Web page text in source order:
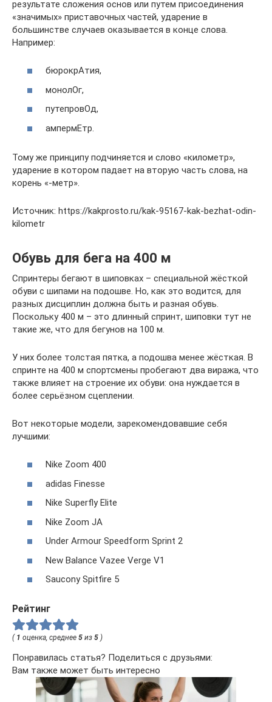
результате сложения основ или путем присоединения
«значимых» приставочных частей, ударение в
большинстве случаев оказывается в конце слова.
Например:
бюрокрАтия,
монолОг,
путепровОд,
ампермЕтр.
Тому же принципу подчиняется и слово «километр»,
ударение в котором падает на вторую часть слова, на
корень «-метр».
Источник: https://kakprosto.ru/kak-95167-kak-bezhat-odin-
kilometr
Обувь для бега на 400 м
Спринтеры бегают в шиповках – специальной жёсткой
обуви с шипами на подошве. Но, как это водится, для
разных дисциплин должна быть и разная обувь.
Поскольку 400 м – это длинный спринт, шиповки тут не
такие же, что для бегунов на 100 м.
У них более толстая пятка, а подошва менее жёсткая. В
спринте на 400 м спортсмены пробегают два виража, что
также влияет на строение их обуви: она нуждается в
более серьёзном сцеплении.
Вот некоторые модели, зарекомендовавшие себя
лучшими:
Nike Zoom 400
adidas Finesse
Nike Superfly Elite
Nike Zoom JA
Under Armour Speedform Sprint 2
New Balance Vazee Verge V1
Saucony Spitfire 5
Рейтинг
( 1 оценка, среднее 5 из 5 )
Понравилась статья? Поделиться с друзьями:
Вам также может быть интересно